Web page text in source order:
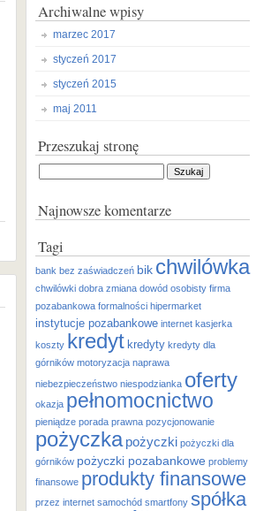
Archiwalne wpisy
marzec 2017
styczeń 2017
styczeń 2015
maj 2011
Przeszukaj stronę
Najnowsze komentarze
Tagi
bank bez zaświadczeń bik chwilówka
chwilówki dobra zmiana dowód osobisty firma
pozabankowa formalności hipermarket
instytucje pozabankowe internet kasjerka
koszty kredyt kredyty kredyty dla
górników motoryzacja naprawa
niebezpieczeństwo niespodzianka oferty
okazja pełnomocnictwo
pieniądze porada prawna pozycjonowanie
pożyczka pożyczki pożyczki dla
górników pożyczki pozabankowe problemy
finansowe produkty finansowe
przez internet samochód smartfony spółka